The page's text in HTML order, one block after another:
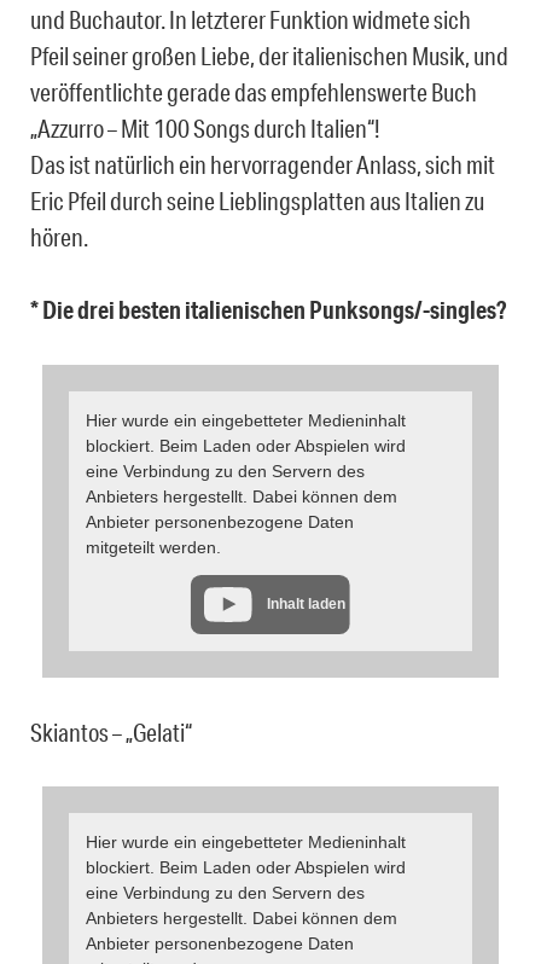
und Buchautor. In letzterer Funktion widmete sich
Pfeil seiner großen Liebe, der italienischen Musik, und
veröffentlichte gerade das empfehlenswerte Buch
„Azzurro – Mit 100 Songs durch Italien“!
Das ist natürlich ein hervorragender Anlass, sich mit
Eric Pfeil durch seine Lieblingsplatten aus Italien zu
hören.
* Die drei besten italienischen Punksongs/-singles?
Hier wurde ein eingebetteter Medieninhalt
blockiert. Beim Laden oder Abspielen wird
eine Verbindung zu den Servern des
Anbieters hergestellt. Dabei können dem
Anbieter personenbezogene Daten
mitgeteilt werden.
Inhalt laden
Skiantos – „Gelati“
Hier wurde ein eingebetteter Medieninhalt
blockiert. Beim Laden oder Abspielen wird
eine Verbindung zu den Servern des
Anbieters hergestellt. Dabei können dem
Anbieter personenbezogene Daten